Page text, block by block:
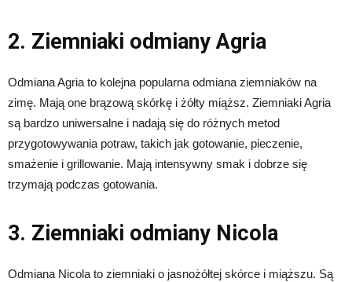
2. Ziemniaki odmiany Agria
Odmiana Agria to kolejna popularna odmiana ziemniaków na
zimę. Mają one brązową skórkę i żółty miąższ. Ziemniaki Agria
są bardzo uniwersalne i nadają się do różnych metod
przygotowywania potraw, takich jak gotowanie, pieczenie,
smażenie i grillowanie. Mają intensywny smak i dobrze się
trzymają podczas gotowania.
3. Ziemniaki odmiany Nicola
Odmiana Nicola to ziemniaki o jasnożółtej skórce i miąższu. Są